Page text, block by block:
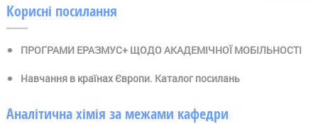
Корисні посилання
ПРОГРАМИ ЕРАЗМУС+ ЩОДО АКАДЕМІЧНОЇ МОБІЛЬНОСТІ
Навчання в країнах Європи. Каталог посилань
Аналітична хімія за межами кафедри